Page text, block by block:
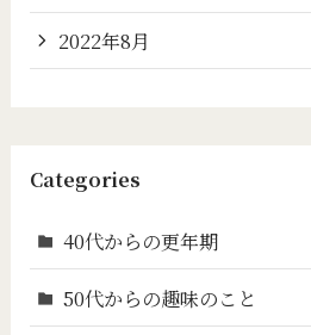
2022年8月
Categories
40代からの更年期
50代からの趣味のこと